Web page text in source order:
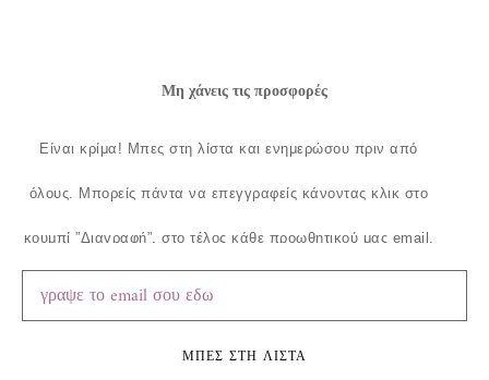
Μη χάνεις τις προσφορές
Είναι κρίμα! Μπες στη λίστα και ενημερώσου πριν από
όλους. Μπορείς πάντα να επεγγραφείς κάνοντας κλικ στο
κουμπί ”Διαγραφή”, στο τέλος κάθε προωθητικού μας email.
ΜΠΕΣ ΣΤΗ ΛΙΣΤΑ